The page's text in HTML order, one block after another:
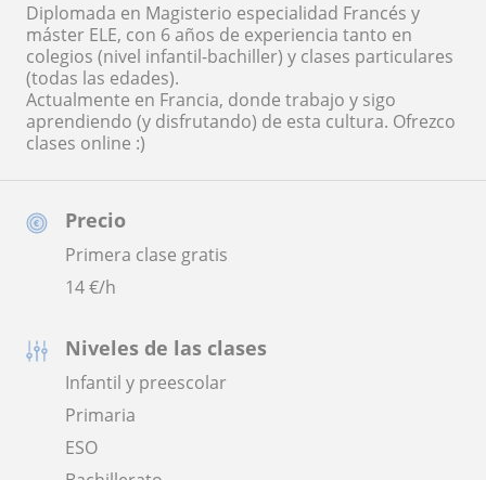
Precio
Primera clase gratis
14€/h
Niveles de las clases
Infantil y preescolar
Primaria
ESO
Diplomada en Magisterio especialidad Francés y
máster ELE, con 6 años de experiencia tanto en
colegios (nivel infantil-bachiller) y clases particulares
(todas las edades).
Actualmente en Francia, donde trabajo y sigo
aprendiendo (y disfrutando) de esta cultura. Ofrezco
clases online :)